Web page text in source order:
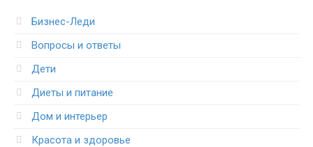
Бизнес-Леди
Вопросы и ответы
Дети
Диеты и питание
Дом и интерьер
Красота и здоровье